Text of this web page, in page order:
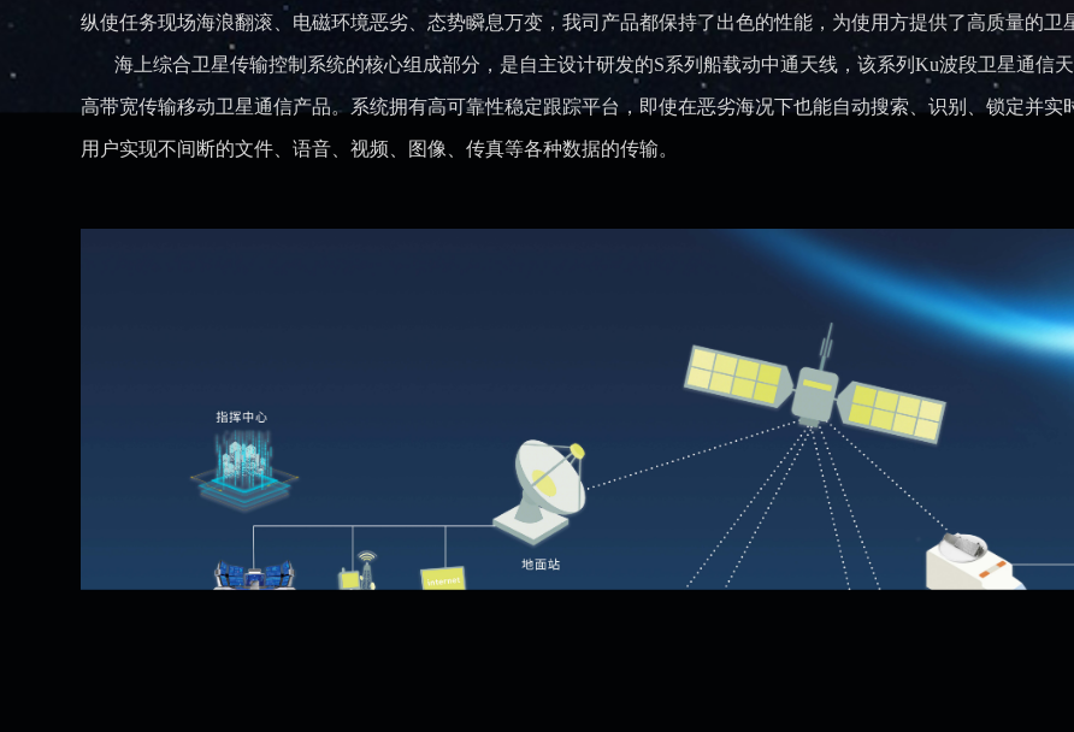
纵使任务现场海浪翻滚、电磁环境恶劣、态势瞬息万变，我司产品都保持了出色的性能，为使用方提供了高质量的卫
海上综合卫星传输控制系统的核心组成部分，是自主设计研发的S系列船载动中通天线，该系列Ku波段卫星通信
高带宽传输移动卫星通信产品。系统拥有高可靠性稳定跟踪平台，即使在恶劣海况下也能自动搜索、识别、锁定并
用户实现不间断的文件、语音、视频、图像、传真等各种数据的传输。